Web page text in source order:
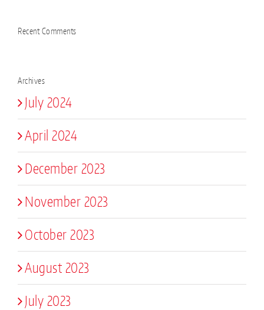
Recent Comments
Archives
July 2024
April 2024
December 2023
November 2023
October 2023
August 2023
July 2023